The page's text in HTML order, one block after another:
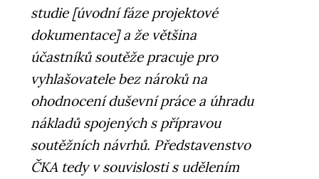
studie [úvodní fáze projektové
dokumentace] a že většina
účastníků soutěže pracuje pro
vyhlašovatele bez nároků na
ohodnocení duševní práce a úhradu
nákladů spojených s přípravou
soutěžních návrhů. Představenstvo
ČKA tedy v souvislosti s udělením